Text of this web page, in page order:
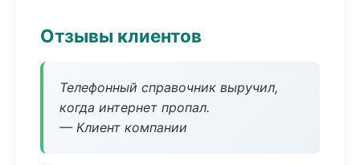
Отзывы клиентов
Телефонный справочник выручил,
когда интернет пропал.
— Клиент компании